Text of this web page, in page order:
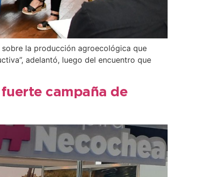
la producción agroecológica que
adelantó, luego del encuentro que
campaña de